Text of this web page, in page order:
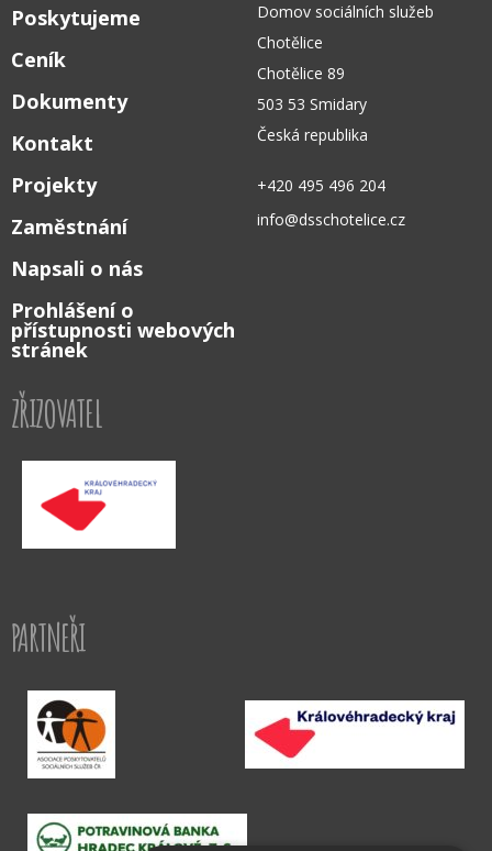
Poskytujeme
Ceník
Dokumenty
Kontakt
Projekty
Zaměstnání
Napsali o nás
Prohlášení o
přístupnosti webových
stránek
Domov sociálních služeb
Chotělice
Chotělice 89
503 53 Smidary
Česká republika
+420 495 496 204
info@dsschotelice.cz
ZŘIZOVATEL
PARTNEŘI